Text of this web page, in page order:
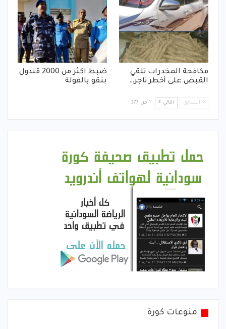
مكافحة المخدرات تلقي
القبض على أخطر تاجر…
ضبط اكثر من 2000 قندول
بنقو بالفولة
السابق التالي 1 من 377
منوعات كورة